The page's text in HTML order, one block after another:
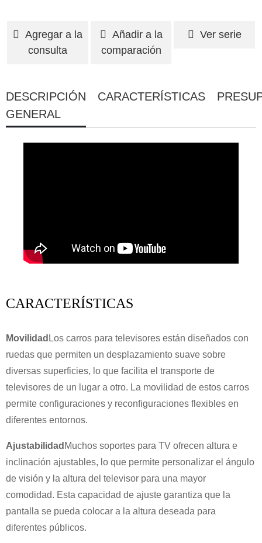
Agregar a la
consulta
Añadir a la
comparación
Ver serie
DESCRIPCIÓN
GENERAL
CARACTERÍSTICAS
CARACTERÍSTICAS
Movilidad Los carros para televisores están diseñados con
ruedas que permiten un desplazamiento suave sobre
diversas superficies, lo que facilita el transporte de
televisores de un lugar a otro. La movilidad de estos carros
permite configuraciones y reconfiguraciones flexibles en
diferentes entornos.
Ajustabilidad Muchos soportes para TV ofrecen altura e
inclinación ajustables, lo que permite personalizar el ángulo
de visión y la altura del televisor para una mayor
comodidad. Esta capacidad de ajuste garantiza que la
pantalla se pueda colocar a la altura deseada para
diferentes públicos.
ENVIAR UNA SOLICITUD